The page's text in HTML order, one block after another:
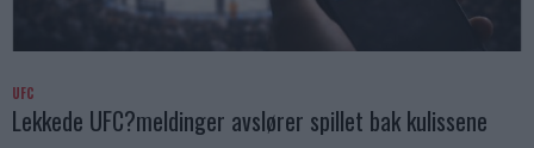
UFC
Lekkede UFC?meldinger avslører spillet bak kulissene